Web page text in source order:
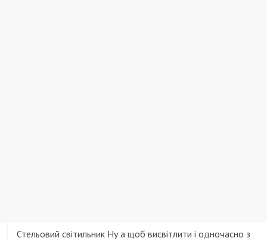
Стельовий світильник Ну а щоб висвітлити і одночасно з